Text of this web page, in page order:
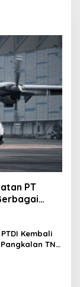
PT
Kembali
TNI